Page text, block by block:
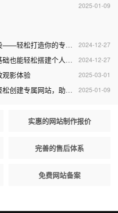
2025-01-09
2024-12-27
松打造你的专属网站
2024-12-27
能轻松搭建个人网站
2025-03-01
观影体验
2025-01-09
网站，助力个人与企业腾飞
实惠的网站制作报价
完善的售后体系
免费网站备案